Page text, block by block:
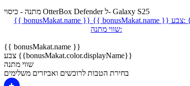
מתנה - כיסוי OtterBox Defender ל- Galaxy S25
{{ bonusMakat.name }} {{ bonusMakat.name }} צבע:
שווי מתנה:
{{ bonusMakat.name }}
צבע {{bonusMakat.color.displayName}}
שווי מתנה
בחירת הטבות לרוכשים ואביזרים משלימים